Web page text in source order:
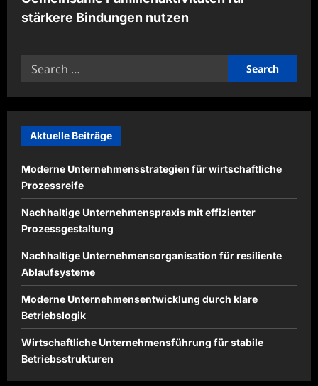
stärkere Bindungen nutzen
Search
Aktuelle Beiträge
Moderne Unternehmensstrategien für wirtschaftliche
Prozessreife
Nachhaltige Unternehmenspraxis mit effizienter
Prozessgestaltung
Nachhaltige Unternehmensorganisation für resiliente
Ablaufsysteme
Moderne Unternehmensentwicklung durch klare
Betriebslogik
Wirtschaftliche Unternehmensführung für stabile
Betriebsstrukturen